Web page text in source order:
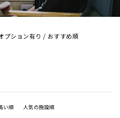
ション有り / おすすめ順
い順 人気の施設順